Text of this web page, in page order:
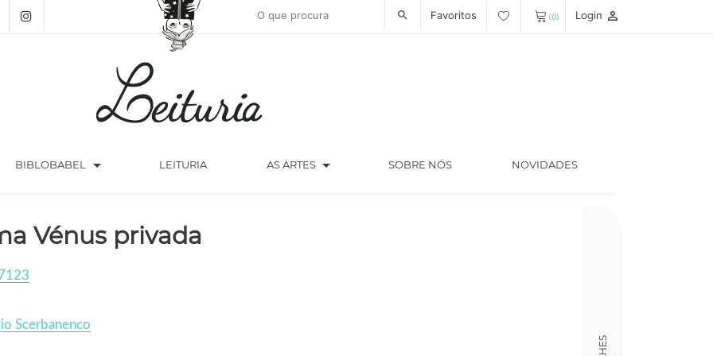
search Favoritos (0) Login person_outline
BIBLOBABEL arrow_drop_down LEITURIA AS ARTES arrow_drop_down SOBRE NÓS NOVIDADES
Vénus privada
Scerbanenco